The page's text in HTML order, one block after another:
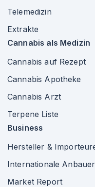
Telemedizin
Extrakte
Cannabis als Medizin
Cannabis auf Rezept
Cannabis Apotheke
Cannabis Arzt
Terpene Liste
Business
Hersteller &
Internationale Anbauer
Market Report